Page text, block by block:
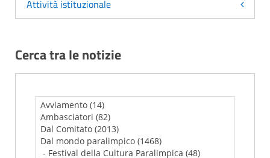
Attività istituzionale
Cerca tra le notizie